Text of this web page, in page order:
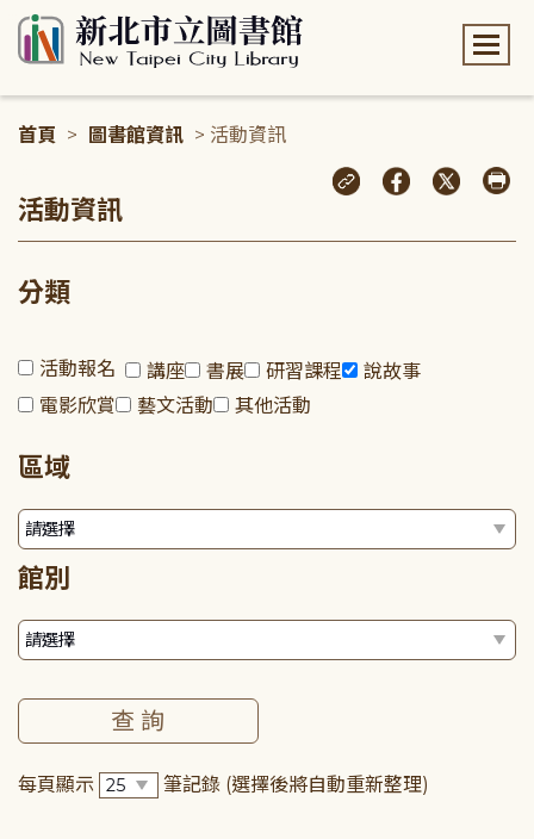
首頁 > 圖書館資訊 > 活動資訊
活動資訊
分類
活動報名 講座 書展 研習課程
說故事
電影欣賞
藝文活動 其他活動
區域
館別
每頁顯示 筆記錄 (選擇後將自動重新整理)